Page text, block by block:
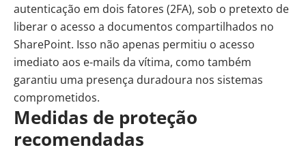
autenticação em dois fatores (2FA), sob o pretexto de
liberar o acesso a documentos compartilhados no
SharePoint. Isso não apenas permitiu o acesso
imediato aos e-mails da vítima, como também
garantiu uma presença duradoura nos sistemas
comprometidos.
Medidas de proteção
recomendadas